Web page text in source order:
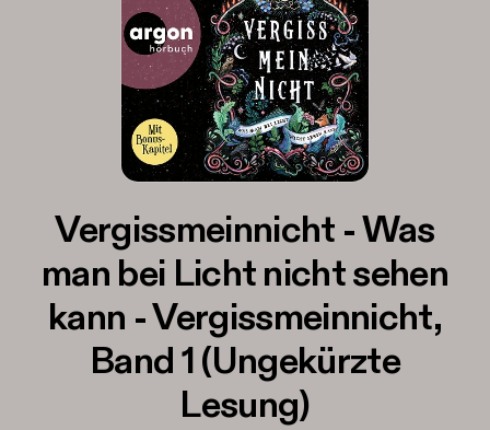
Vergissmeinnicht - Was
man bei Licht nicht sehen
kann - Vergissmeinnicht,
Band 1 (Ungekürzte
Lesung)